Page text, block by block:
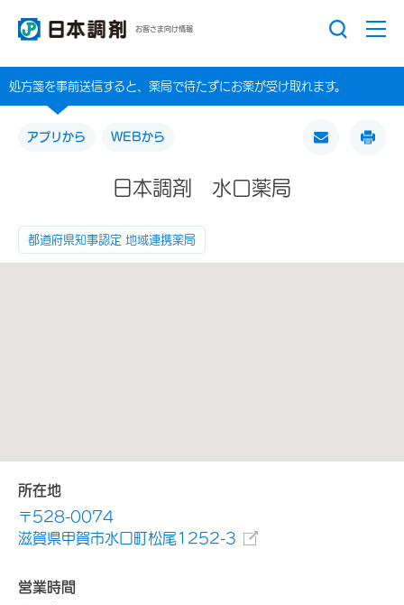
お客さま向け情報
処方箋を事前送信すると、薬局で待たずにお薬が受け取れます。
アプリから WEBから
日本調剤 水口薬局
都道府県知事認定 地域連携薬局
所在地
〒528-0074
滋賀県甲賀市水口町松尾1252-3
営業時間